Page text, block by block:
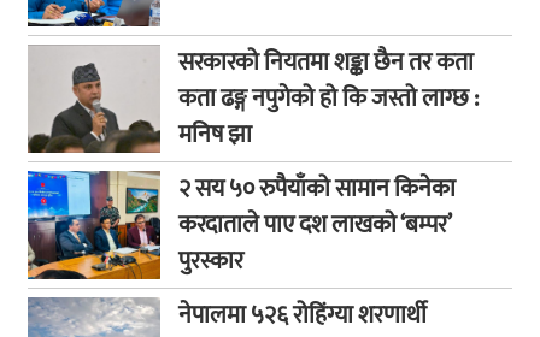
सरकारको नियतमा शङ्का छैन तर कता
कता ढङ्ग नपुगेको हो कि जस्तो लाग्छ :
मनिष झा
२ सय ५० रुपैयाँको सामान किनेका
करदाताले पाए दश लाखको ‘बम्पर’
पुरस्कार
नेपालमा ५२६ रोहिंग्या शरणार्थी